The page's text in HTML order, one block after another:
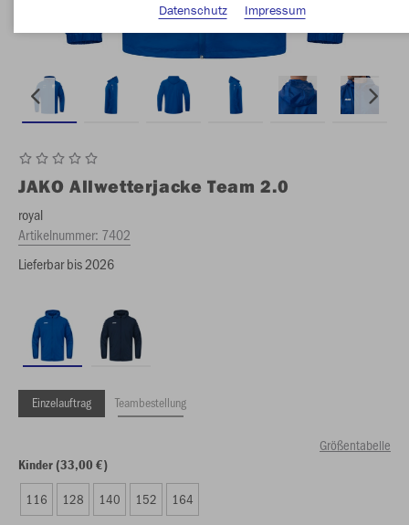
JAKO Allwetterjacke Team 2.0
royal
Artikelnummer: 7402
Lieferbar bis 2026
Einzelauftrag Teambestellung
Größentabelle
Kinder (33,00 €)
116 128 140 152 164
Datenschutz
Impressum